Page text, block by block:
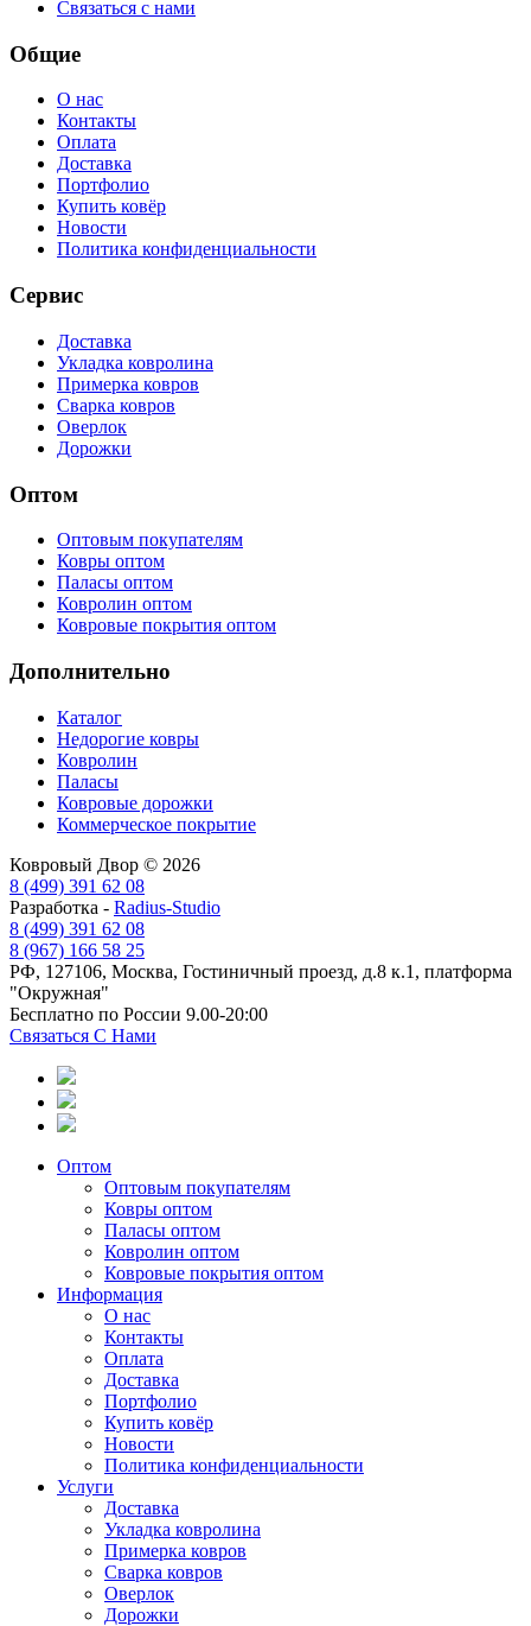
Связаться с нами
Общие
О нас
Контакты
Оплата
Доставка
Портфолио
Купить ковёр
Новости
Политика конфиденциальности
Сервис
Доставка
Укладка ковролина
Примерка ковров
Сварка ковров
Оверлок
Дорожки
Оптом
Оптовым покупателям
Ковры оптом
Паласы оптом
Ковролин оптом
Ковровые покрытия оптом
Дополнительно
Каталог
Недорогие ковры
Ковролин
Паласы
Ковровые дорожки
Коммерческое покрытие
Ковровый Двор © 2026
8 (499) 391 62 08
Разработка - Radius-Studio
8 (499) 391 62 08
8 (967) 166 58 25
РФ, 127106, Москва, Гостиничный проезд, д.8 к.1, платформа
"Окружная"
Бесплатно по России 9.00-20:00
Связаться С Нами
Оптом
Оптовым покупателям
Ковры оптом
Паласы оптом
Ковролин оптом
Ковровые покрытия оптом
Информация
О нас
Контакты
Оплата
Доставка
Портфолио
Купить ковёр
Новости
Политика конфиденциальности
Услуги
Доставка
Укладка ковролина
Примерка ковров
Сварка ковров
Оверлок
Дорожки